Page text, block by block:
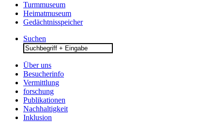
Turmmuseum
Heimatmuseum
Gedächtnisspeicher
Suchen
Search
for:
Über uns
Besucherinfo
Vermittlung
forschung
Publikationen
Nachhaltigkeit
Inklusion